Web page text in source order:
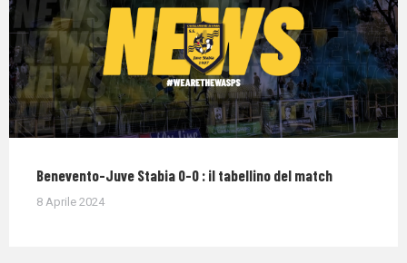
Benevento-Juve Stabia 0-0 : il tabellino del match
8 Aprile 2024